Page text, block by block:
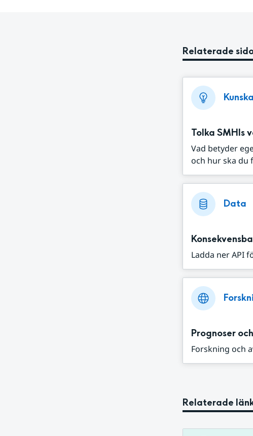
Relaterade
Tolka SMHIs
Vad betyder
och hur ska du
Data
Ladda ner API
Prognoser
Forskning och
Relaterade